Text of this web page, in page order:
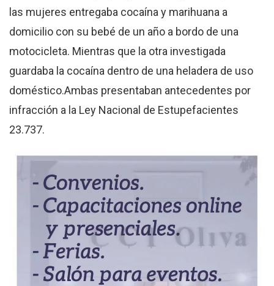
las mujeres entregaba cocaína y marihuana a
domicilio con su bebé de un año a bordo de una
motocicleta. Mientras que la otra investigada
guardaba la cocaína dentro de una heladera de uso
doméstico.Ambas presentaban antecedentes por
infracción a la Ley Nacional de Estupefacientes
23.737.